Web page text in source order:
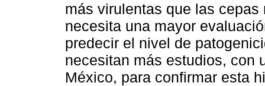
más virulentas que las cepas
necesita una mayor
predecir el nivel de
necesitan más estudios, con
México, para confirmar esta